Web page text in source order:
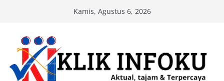
content
Kamis, Agustus 6, 2026